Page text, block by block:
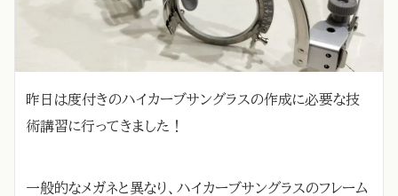
昨日は度付きのハイカーブサングラスの作成に必要な技
術講習に行ってきました！
一般的なメガネと異なり、ハイカーブサングラスのフレーム